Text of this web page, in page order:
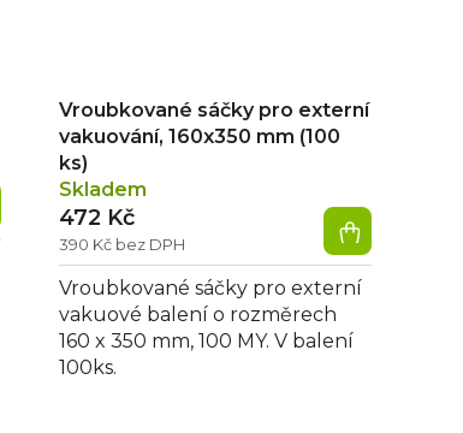
Vroubkované sáčky pro externí
vakuování, 160x350 mm (100
ks)
Skladem
390 Kč bez DPH
472 Kč
Vroubkované sáčky pro externí
vakuové balení o rozměrech
160 x 350 mm, 100 MY. V balení
100ks.